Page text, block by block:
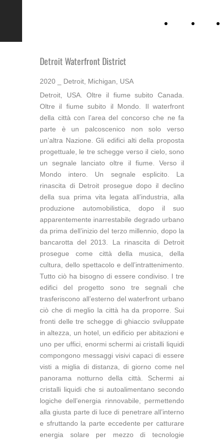
Detroit Waterfront District
2020 _ Detroit, Michigan, USA
Detroit, USA. Oltre il fiume subito Canada.
Oltre il fiume subito il Mondo. Il waterfront
della città con l’area del concorso che ne fa
parte è un palcoscenico non solo verso
un’altra Nazione. Gli edifici alti della proposta
progettuale, le tre schegge verso il cielo, sono
un segnale lanciato oltre il fiume. Verso il
Mondo intero. Un segnale esplicito. La
rinascita di Detroit prosegue dopo il declino
della sua prima vita legata all’industria, alla
produzione automobilistica, dopo il suo
apparentemente inarrestabile degrado urbano
da prima dell’inizio del terzo millennio, dopo la
bancarotta del 2013. La rinascita di Detroit
prosegue come città della musica, della
cultura, dello spettacolo e dell’intrattenimento.
Tutto ciò ha bisogno di essere condiviso. I tre
edifici del progetto sono tre segnali che
trasferiscono all’esterno del waterfront urbano
ciò che di meglio la città ha da proporre. Sui
fronti delle tre schegge di ghiaccio sviluppate
in altezza, un hotel, un edificio per abitazioni e
uno per uffici, enormi schermi ai cristalli liquidi
compongono messaggi visivi capaci di essere
visti a miglia di distanza, di giorno come nel
panorama notturno della città. Schermi ai
cristalli liquidi che si autoalimentano secondo
logiche dell’energia rinnovabile, permettendo
alla giusta parte di luce di penetrare all’interno
e sfruttando la parte eccedente per catturare
energia solare per mezzo di tecnologie